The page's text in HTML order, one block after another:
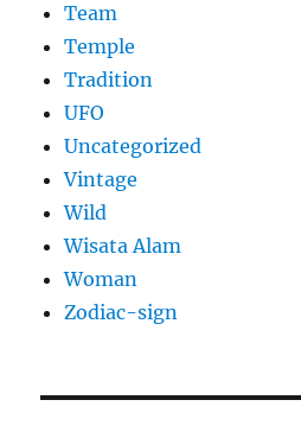
Team
Temple
Tradition
UFO
Uncategorized
Vintage
Wild
Wisata Alam
Woman
Zodiac-sign